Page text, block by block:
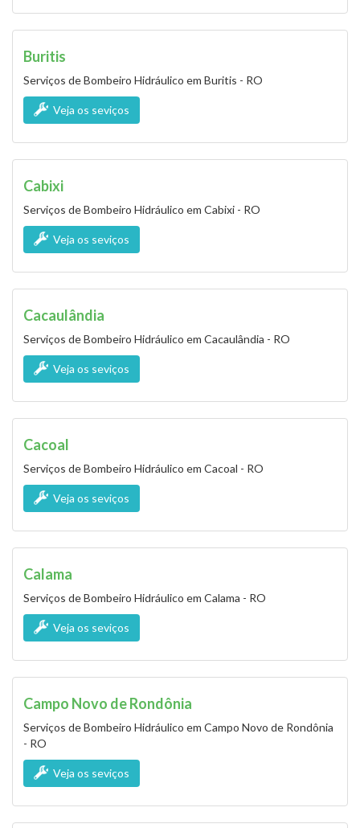
Buritis
Serviços de Bombeiro Hidráulico em Buritis - RO
Veja os seviços
Cabixi
Serviços de Bombeiro Hidráulico em Cabixi - RO
Veja os seviços
Cacaulândia
Serviços de Bombeiro Hidráulico em Cacaulândia - RO
Veja os seviços
Cacoal
Serviços de Bombeiro Hidráulico em Cacoal - RO
Veja os seviços
Calama
Serviços de Bombeiro Hidráulico em Calama - RO
Veja os seviços
Campo Novo de Rondônia
Serviços de Bombeiro Hidráulico em Campo Novo de Rondônia
- RO
Veja os seviços